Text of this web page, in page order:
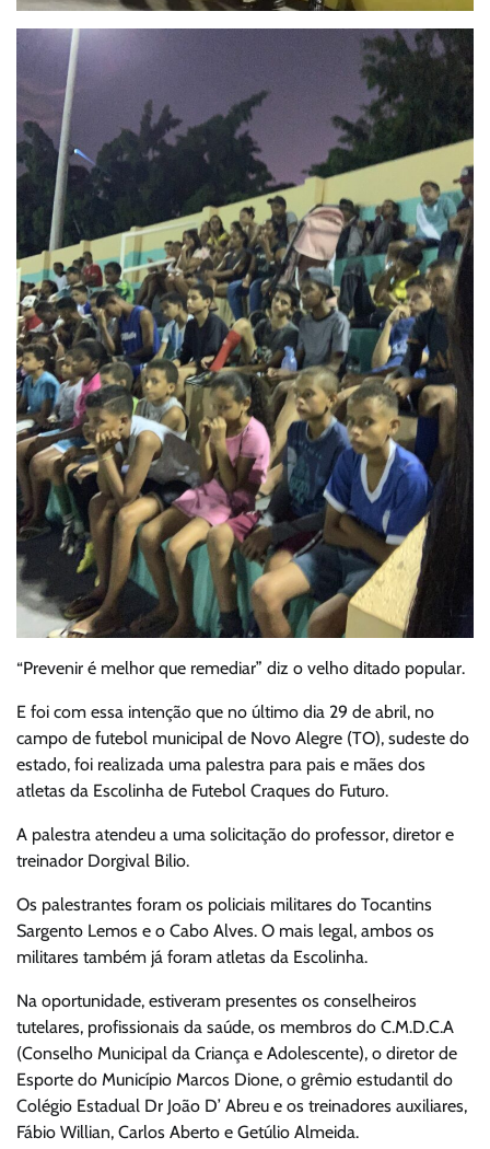
“Prevenir é melhor que remediar” diz o velho ditado popular.
E foi com essa intenção que no último dia 29 de abril, no
campo de futebol municipal de Novo Alegre (TO), sudeste do
estado, foi realizada uma palestra para pais e mães dos
atletas da Escolinha de Futebol Craques do Futuro.
A palestra atendeu a uma solicitação do professor, diretor e
treinador Dorgival Bilio.
Os palestrantes foram os policiais militares do Tocantins
Sargento Lemos e o Cabo Alves. O mais legal, ambos os
militares também já foram atletas da Escolinha.
Na oportunidade, estiveram presentes os conselheiros
tutelares, profissionais da saúde, os membros do C.M.D.C.A
(Conselho Municipal da Criança e Adolescente), o diretor de
Esporte do Município Marcos Dione, o grêmio estudantil do
Colégio Estadual Dr João D’ Abreu e os treinadores auxiliares,
Fábio Willian, Carlos Aberto e Getúlio Almeida.